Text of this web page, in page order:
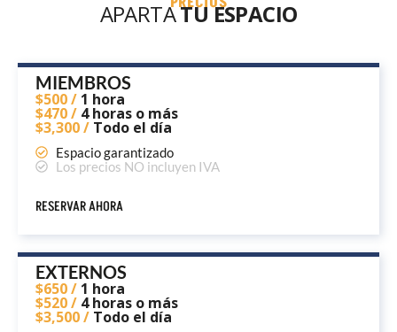
APARTATU ESPACIO
MIEMBROS
$500 / 1 hora
$470 / 4 horas o más
$3,300 / Todo el día
Espacio garantizado
Los precios NO incluyen IVA
RESERVAR AHORA
EXTERNOS
$650 / 1 hora
$520 / 4 horas o más
$3,500 / Todo el día